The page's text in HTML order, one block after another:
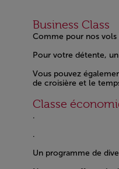
Business Class
Comme pour nos
Open in a new window
Open in a new window
Pour votre détente,
Open in a new window
Vous pouvez
de croisière et le
Open in a new window
Classe
.
Open in a new window
.
Open in a new window
Un programme de